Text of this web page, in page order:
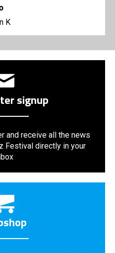
K
signup
and receive all the news
Festival directly in your